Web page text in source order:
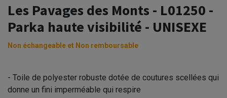
Les Pavages des Monts - L01250 -
Parka haute visibilité - UNISEXE
Non échangeable et Non remboursable
- Toile de polyester robuste dotée de coutures scellées qui
donne un fini imperméable qui respire